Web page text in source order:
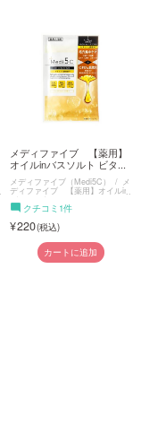
メディファイブ 【薬用】
オイルinバスソルト ビタ...
メディファイブ（Medi5C） メ
ディファイブ 【薬用】オイルin
バスソルト
クチコミ1件
220
カートに追加